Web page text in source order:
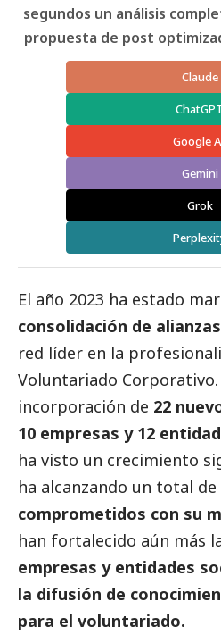
segundos un análisis
propuesta de post
Claude
Google
Gemini
Grok
El año 2023 ha estado
consolidación de alianzas
red líder en la
Voluntariado Corporativo.
incorporación de 22
10 empresas y 12
ha visto un crecimiento
ha alcanzando un total de
comprometidos con su
han fortalecido aún más
empresas y entidades
la difusión de
para el voluntariado.